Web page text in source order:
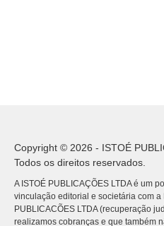
Copyright © 2026 - ISTOÉ
Todos os direitos reservados.
A ISTOÉ PUBLICAÇÕES LTDA é um
vinculação editorial e societária com a
PUBLICACÕES LTDA (recuperação
realizamos cobranças e que também